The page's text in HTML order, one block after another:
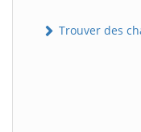
Trouver des